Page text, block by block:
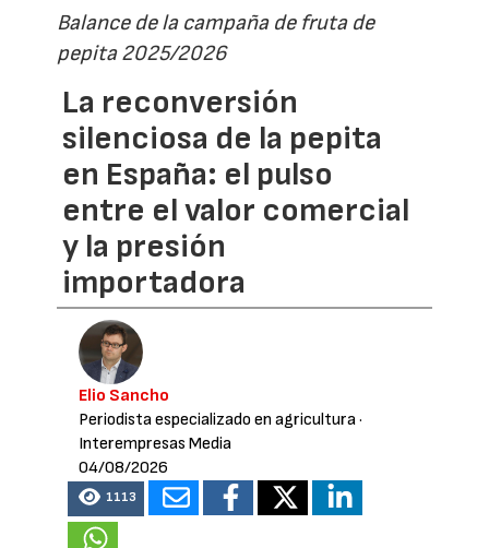
Balance de la campaña de fruta de
pepita 2025/2026
La reconversión
silenciosa de la pepita
en España: el pulso
entre el valor comercial
y la presión
importadora
Elio Sancho
Periodista especializado en agricultura·
Interempresas Media
04/08/2026
1113